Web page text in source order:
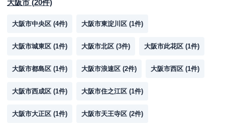
大阪市 (20件)
大阪市中央区 (4件) 大阪市東淀川区 (1件)
大阪市城東区 (1件) 大阪市北区 (3件) 大阪市此花区 (1件)
大阪市都島区 (1件) 大阪市浪速区 (2件) 大阪市西区 (1件)
大阪市西成区 (1件) 大阪市住之江区 (1件)
大阪市大正区 (1件) 大阪市天王寺区 (2件)